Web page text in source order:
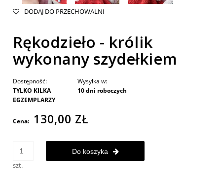
DODAJ DO PRZECHOWALNI
Rękodzieło - królik
wykonany szydełkiem
Dostępność:
TYLKO KILKA
EGZEMPLARZY
Wysyłka w:
10 dni roboczych
Cena: 130,00 ZŁ
szt.
Do koszyka